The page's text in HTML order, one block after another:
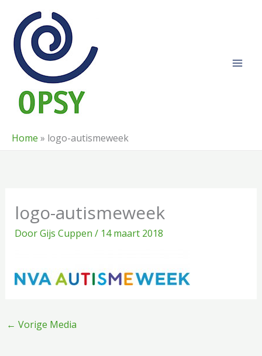
naar
inhoud
Home » logo-autismeweek
logo-autismeweek
DoorGijs Cuppen / 14 maart 2018
← Vorige Media